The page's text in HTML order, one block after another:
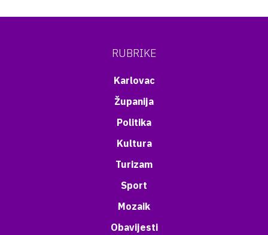
RUBRIKE
Karlovac
Županija
Politika
Kultura
Turizam
Sport
Mozaik
Obavijesti